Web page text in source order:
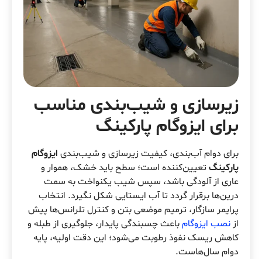
زیرسازی و شیب‌بندی مناسب
برای ایزوگام پارکینگ
برای دوام آب‌بندی، کیفیت زیرسازی و شیب‌بندی ایزوگام
پارکینگتعیین‌کننده است؛ سطح باید خشک، هموار و
عاری از آلودگی باشد، سپس شیب یکنواخت به سمت
درین‌ها برقرار گردد تا آب ایستایی شکل نگیرد. انتخاب
پرایمر سازگار، ترمیم موضعی بتن و کنترل تلرانس‌ها پیش
از نصب ایزوگامباعث چسبندگی پایدار، جلوگیری از طبله و
کاهش ریسک نفوذ رطوبت می‌شود؛ این دقت اولیه، پایه
دوام سال‌هاست.